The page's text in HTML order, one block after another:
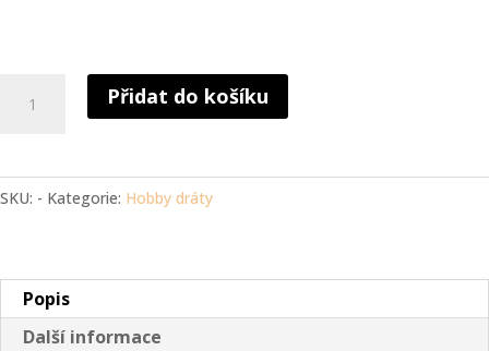
měděný
mm
Přidat do košíku
SKU: - Kategorie: Hobby dráty
Popis
Další informace